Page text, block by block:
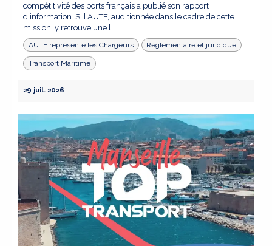
compétitivité des ports français a publié son rapport
d'information. Si l'AUTF, auditionnée dans le cadre de cette
mission, y retrouve une l...
AUTF représente les Chargeurs Réglementaire et juridique
Transport Maritime
29 juil. 2026